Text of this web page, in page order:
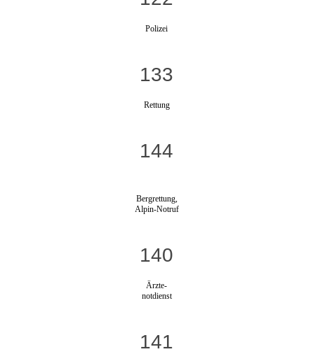
Polizei
133
Rettung
144
Bergrettung,
Alpin-Notruf
140
Ärzte-
notdienst
141